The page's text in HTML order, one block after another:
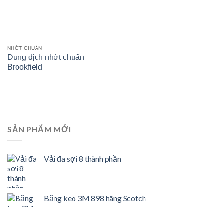
NHỚT CHUẨN
Dung dịch nhớt chuẩn
Brookfield
SẢN PHẨM MỚI
Vải đa sợi 8 thành phần
Băng keo 3M 898 hãng Scotch